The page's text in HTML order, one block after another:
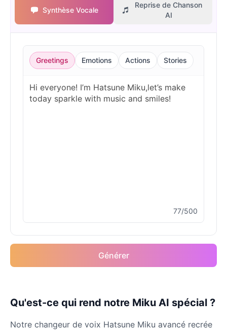
Bluey
Female @EchoVale
BMO
Caillou
@ByteFlow
Male @MoonlitEcho
Synthèse Vocale
Reprise de Chanson
AI
Greetings Emotions Actions Stories
77/500
Générer
Qu'est-ce qui rend notre Miku AI spécial ?
Notre changeur de voix Hatsune Miku avancé recrée